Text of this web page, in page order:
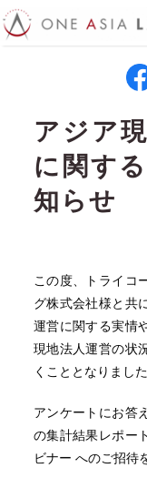
アジア
に関す
知らせ
この度、トライコ
グ株式会社様と共
運営に関する実情
現地法人運営の状
くこととなりました
アンケートにお答
の集計結果レポー
ビナー へのご招待